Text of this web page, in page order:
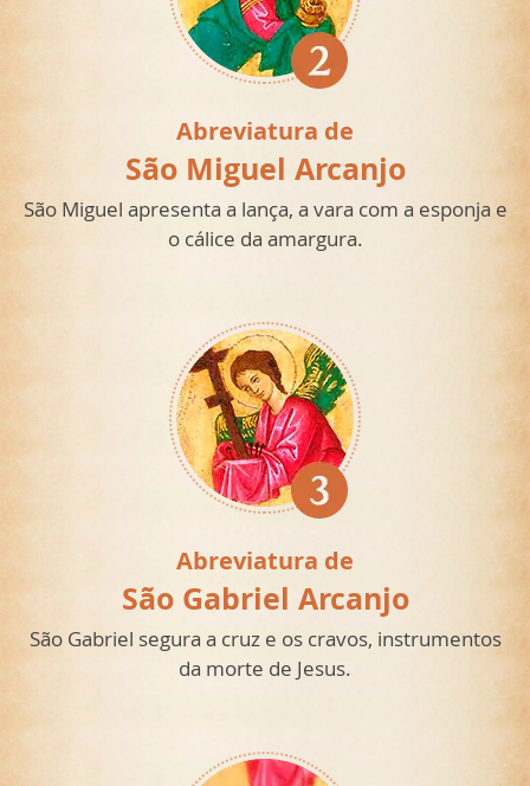
Abreviatura de
São Miguel Arcanjo
São Miguel apresenta a lança, a vara com a esponja e
o cálice da amargura.
Abreviatura de
São Gabriel Arcanjo
São Gabriel segura a cruz e os cravos, instrumentos
da morte de Jesus.